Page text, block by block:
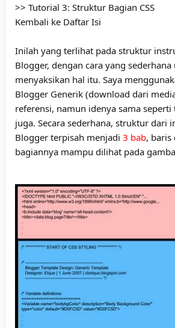
>> Tutorial 3: Struktur Bagian CSS
Kembali ke Daftar Isi
Inilah yang terlihat pada struktur
Blogger, dengan cara yang
menyaksikan hal itu. Saya
Blogger Generik (download dari
referensi, namun idenya sama
juga. Secara sederhana, struktur dari
Blogger terpisah menjadi 3 bab, baris
bagiannya mampu dilihat pada